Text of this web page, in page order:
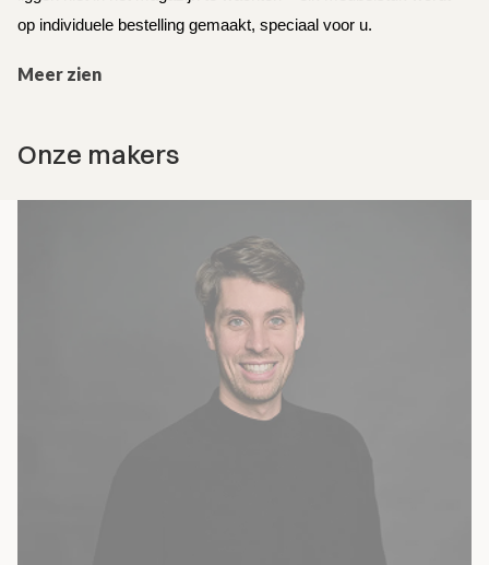
op individuele bestelling gemaakt, speciaal voor u.
Meer zien
Onze makers